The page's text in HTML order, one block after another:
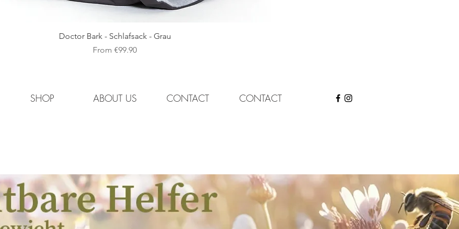
Quick View
Doctor Bark - Schlafsack - Grau
From €99.90
Sale Price
SHOP ABOUT US CONTACT CONTACT